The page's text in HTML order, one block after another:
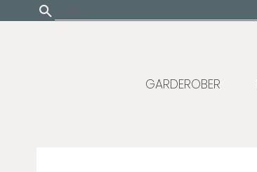
Update cookies preferences
GARDEROBER